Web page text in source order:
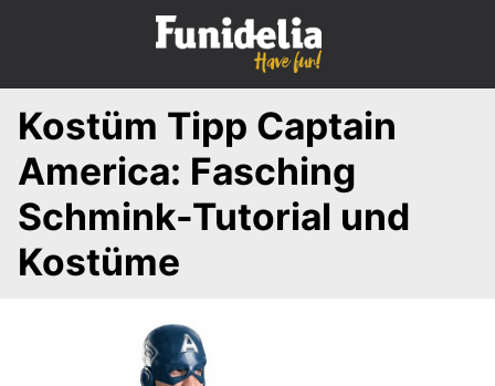
p
Kostüm Tipp Captain
America: Fasching
Schmink-Tutorial und
Kostüme